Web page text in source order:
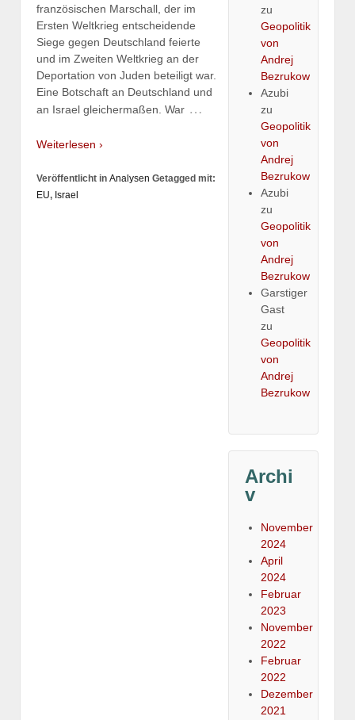
französischen Marschall, der im
Ersten Weltkrieg entscheidende
Siege gegen Deutschland feierte
und im Zweiten Weltkrieg an der
Deportation von Juden beteiligt war.
Eine Botschaft an Deutschland und
an Israel gleichermaßen. War …
Weiterlesen ›
Veröffentlicht in Analysen Getagged mit:
EU, Israel
zu
Geopolitik
von
Andrej
Bezrukow
Azubi
zu
Geopolitik
von
Andrej
Bezrukow
Azubi
zu
Geopolitik
von
Andrej
Bezrukow
Garstiger
Gast
zu
Geopolitik
von
Andrej
Bezrukow
Archi
v
November
2024
April
2024
Februar
2023
November
2022
Februar
2022
Dezember
2021